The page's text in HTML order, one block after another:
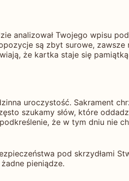
analizował Twojego wpisu
są zbyt surowe,
że kartka staje się
uroczystość. Sakrament
szukamy słów, które
że w tym dniu nie
pod skrzydłami
pieniądze.